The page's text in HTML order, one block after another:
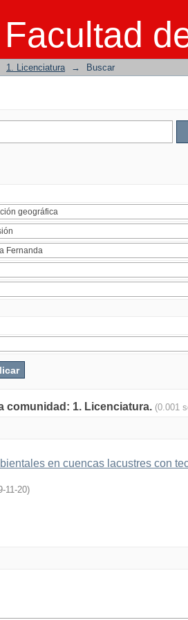
1. Licenciatura → Buscar
comunidad: 1. Licenciatura. (0.001
en cuencas lacustres con
11-20)